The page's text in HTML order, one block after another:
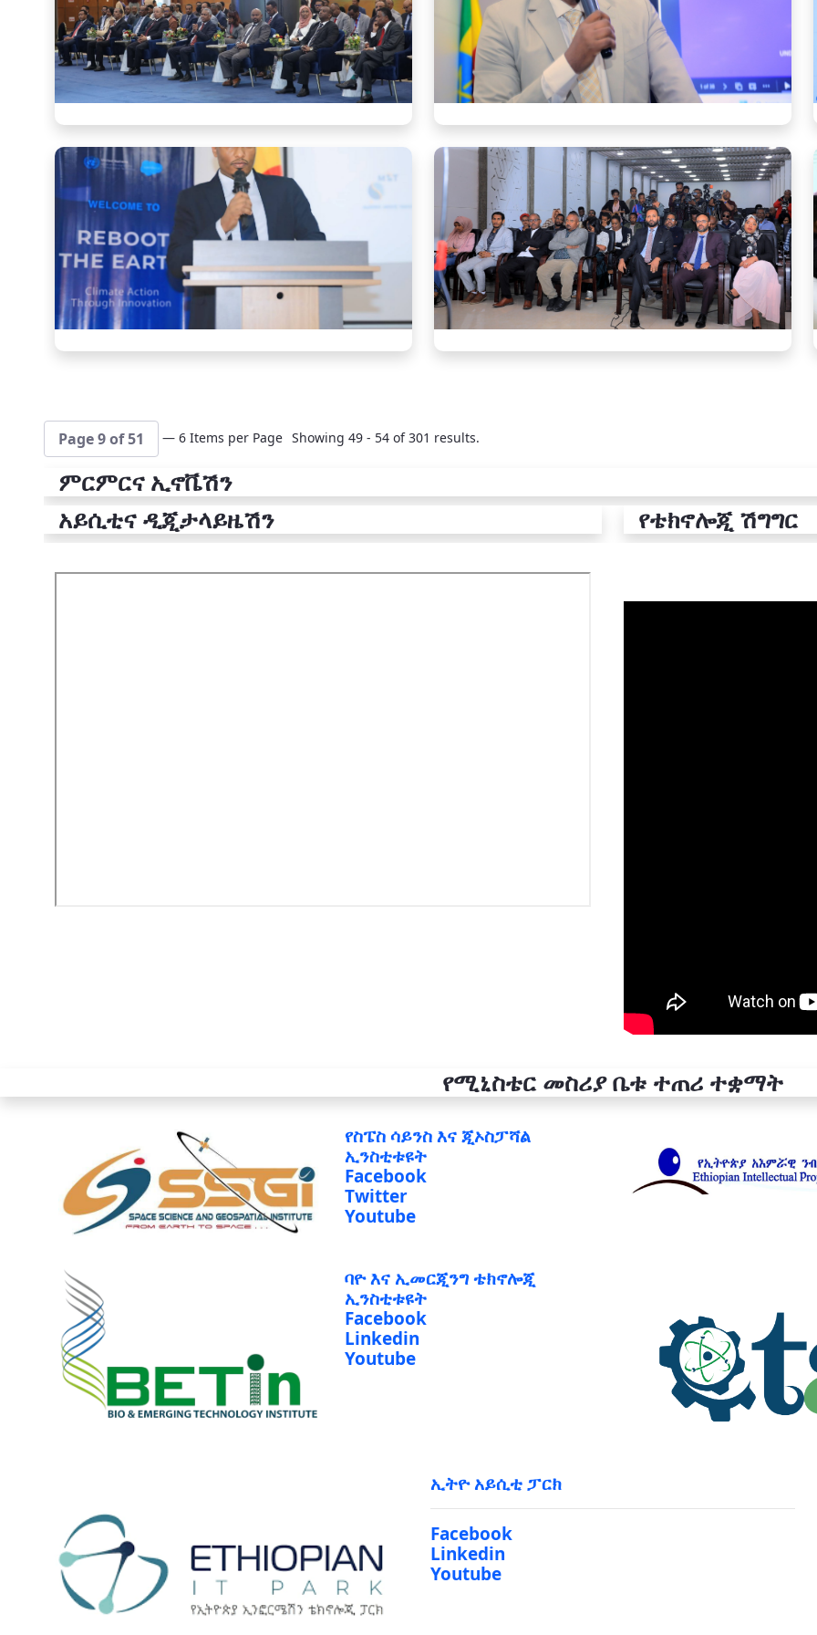
Page 9 of 51 — 6 Items per Page Showing 49 - 54 of 301 results.
ምርምርና ኢኖቬሽን
አይሲቲና ዲጂታላይዜሽን
የቴክኖሎጂ ሽግግር
የሚኒስቴር መስሪያ ቤቱ ተጠሪ ተቋማት
የስፔስ ሳይንስ እና ጂኦስፓሻል
ኢንስቲቱዩት
Facebook
Twitter
Youtube
ባዮ እና ኢመርጂንግ ቴክኖሎጂ
ኢንስቲቱዩት
Facebook
Linkedin
Youtube
ኢትዮ አይሲቲ ፓርክ
Facebook
Linkedin
Youtube